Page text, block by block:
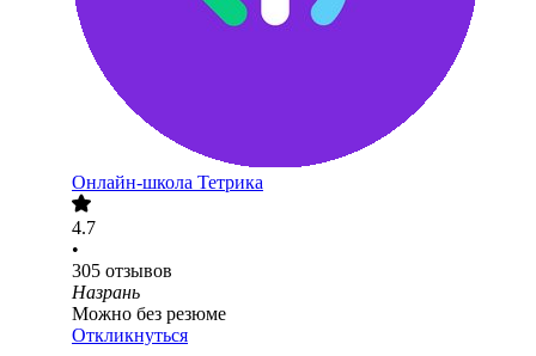
Онлайн-школа Тетрика
4.7
•
305 отзывов
Назрань
Можно без резюме
Откликнуться